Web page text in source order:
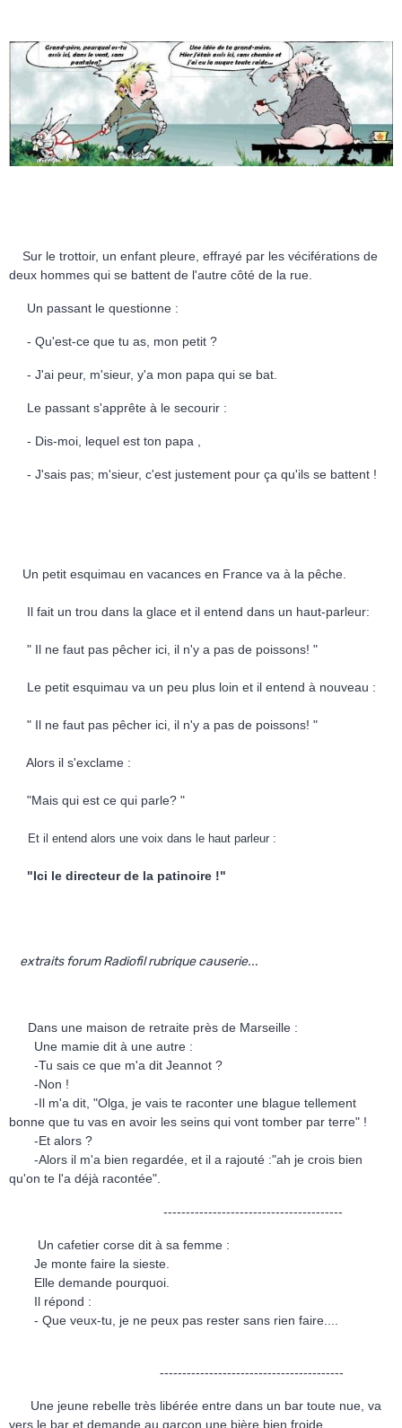
Sur le trottoir, un enfant pleure, effrayé par les véciférations de
deux hommes qui se battent de l'autre côté de la rue.
Un passant le questionne :
- Qu'est-ce que tu as, mon petit ?
- J'ai peur, m'sieur, y'a mon papa qui se bat.
Le passant s'apprête à le secourir :
- Dis-moi, lequel est ton papa ,
- J'sais pas; m'sieur, c'est justement pour ça qu'ils se battent !
Un petit esquimau en vacances en France va à la pêche.
Il fait un trou dans la glace et il entend dans un haut-parleur:
" Il ne faut pas pêcher ici, il n'y a pas de poissons! "
Le petit esquimau va un peu plus loin et il entend à nouveau :
" Il ne faut pas pêcher ici, il n'y a pas de poissons! "
Alors il s'exclame :
"Mais qui est ce qui parle? "
Et il entend alors une voix dans le haut parleur :
"Ici le directeur de la patinoire !"
extraits forum Radiofil rubrique causerie...
Dans une maison de retraite près de Marseille :
Une mamie dit à une autre :
-Tu sais ce que m'a dit Jeannot ?
-Non !
-Il m'a dit, "Olga, je vais te raconter une blague tellement
bonne que tu vas en avoir les seins qui vont tomber par terre" !
-Et alors ?
-Alors il m'a bien regardée, et il a rajouté :"ah je crois bien
qu'on te l'a déjà racontée".
----------------------------------------
Un cafetier corse dit à sa femme :
Je monte faire la sieste.
Elle demande pourquoi.
Il répond :
- Que veux-tu, je ne peux pas rester sans rien faire....
-----------------------------------------
Une jeune rebelle très libérée entre dans un bar toute nue, va
vers le bar et demande au garçon une bière bien froide.